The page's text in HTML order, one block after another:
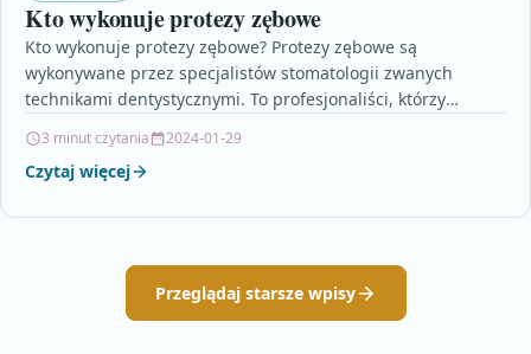
Kto wykonuje protezy zębowe
Kto wykonuje protezy zębowe? Protezy zębowe są
wykonywane przez specjalistów stomatologii zwanych
technikami dentystycznymi. To profesjonaliści, którzy
3 minut czytania 2024-01-29
Czytaj więcej
Przeglądaj starsze wpisy